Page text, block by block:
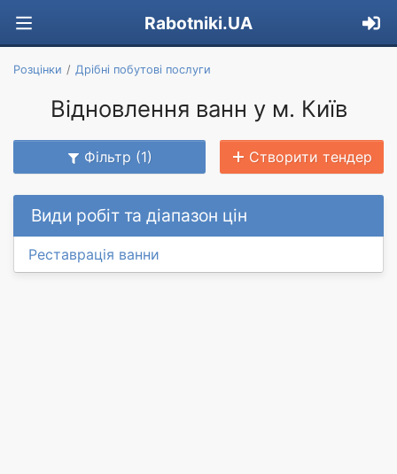
Rabotniki.UA
Розцінки Дрібні побутові послуги
Відновлення ванн у м. Київ
Фільтр (1) Створити тендер
Види робіт та діапазон цін
Реставрація ванни